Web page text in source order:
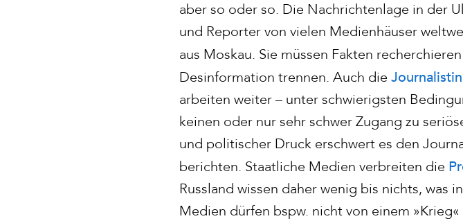
aber so oder so. Die Nachrichtenlage in der
und Reporter von vielen Medienhäuser
aus Moskau. Sie müssen Fakten
Desinformation trennen. Auch die
arbeiten weiter – unter schwierigsten
keinen oder nur sehr schwer Zugang zu
und politischer Druck erschwert es den
berichten. Staatliche Medien verbreiten die
Russland wissen daher wenig bis nichts, was
Medien dürfen bspw. nicht von einem